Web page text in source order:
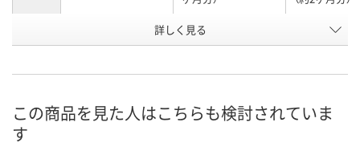
EJ29957 EJ29956
8月7日（金）
詳しく見る
この商品を見た人はこちらも検討されていま
す